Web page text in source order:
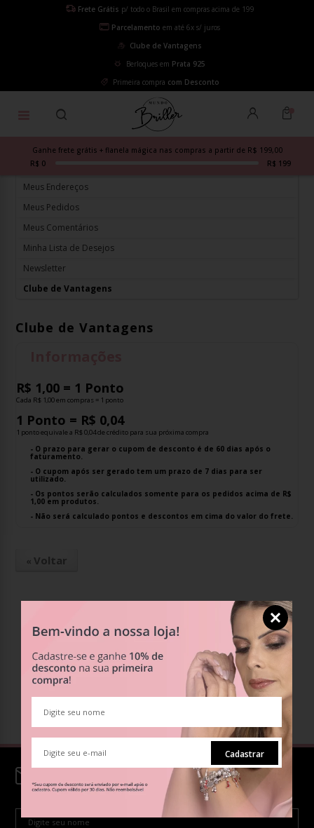
Frete Grátis p/ todo o Brasil em compras acima de 199
Parcelamento em até 6x s/ juros
Clube de Vantagens
Berloques em Prata 925
Primeira compra com Desconto
Ganhe frete grátis + flanela mágica nas compras a partir de R$ 199,00
R$ 0
R$ 199
MEU PAINEL
Geral
Dados de Acesso
Meus Endereços
Meus Pedidos
Meus Comentários
Minha Lista de Desejos
Newsletter
Clube de Vantagens
Clube de Vantagens
R$ 1,00 = 1 Ponto
Cada R$ 1,00 em compras = 1 ponto
1 Ponto = R$ 0,04
1 ponto equivale a R$ 0,04 de crédito para sua próxima compra
- O prazo para gerar o cupom de desconto é de 60 dias após o
faturamento.
- O cupom após ser gerado tem um prazo de 7 dias para ser
utilizado.
- Os pontos serão calculados somente para os pedidos acima de R$
1,00 em produtos.
- Não será calculado pontos e descontos em cima do valor do frete.
« Voltar
CLUBE DE VANTAGENS
Ganhe pontos e troque por desconto
BERLOQUES EM PRATA 925
Compatíveis com todas as pulseiras
FRETE GRÁTIS
Compras acima de R$199
Cadastre-se em nossa
Newsletter!
Cadastrar